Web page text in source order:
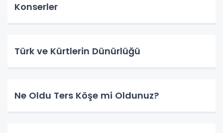
Konserler
Türk ve Kürtlerin Dünürlüğü
Ne Oldu Ters Köşe mi Oldunuz?